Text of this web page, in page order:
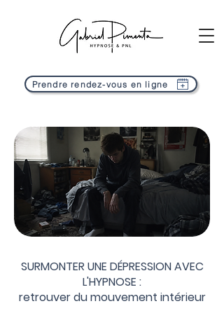
Prendre rendez-vous en ligne
SURMONTER UNE DÉPRESSION AVEC
L'HYPNOSE :
retrouver du mouvement intérieur